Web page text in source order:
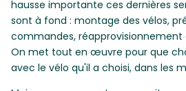
hausse importante ces dernières
sont à fond : montage des vélos,
commandes, réapprovisionnement
On met tout en œuvre pour que
avec le vélo qu'il a choisi, dans les